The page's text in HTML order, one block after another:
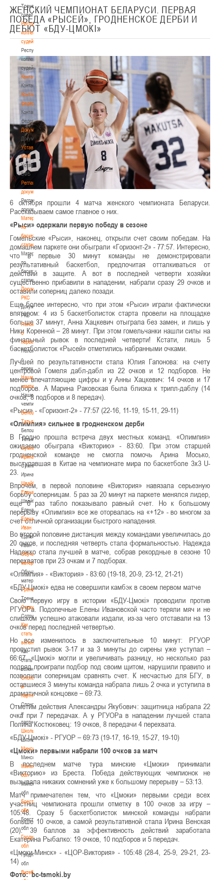
Тренерский
совет
Республиканская
коллегия
судей
Республиканская
коллегия
судей
Контакты
Контакты
Контакты
федерации
Контакты
федерации
Документы
Документы
Устав
БФБ
Устав
БФБ
Регламентирующие
документы
Регламентирующие
документы
Материалы
по
баскетбольной
статистике
Материалы
по
баскетбольной
статистике
Документы
РКС
Документы
РКС
Положение
о
переходах
Положение
о
переходах
Наши
чемпионы
Наши
чемпионы
Белошапко
Татьяна
Белошапко
Татьяна
Сумникова
Ирина
Сумникова
Ирина
Швайбович
Елена
Швайбович
Елена
Едешко
Иван
Едешко
Иван
Обучающие
материалы
Обучающие
материалы
Тренерам
Тренерам
Сотрудничество
Сотрудничество
Как
стать
волонтером
Как
стать
волонтером
Спонсоры
и
партнеры
Спонсоры
и
партнеры
Школы
Школы
Минск
Минск
Минская
обл
Минская
обл
Брестская
обл
Брестская
обл
Гродненская
обл
Гродненская
обл
Витебская
ЖЕНСКИЙ ЧЕМПИОНАТ БЕЛАРУСИ. ПЕРВАЯ
ПОБЕДА «РЫСЕЙ», ГРОДНЕНСКОЕ ДЕРБИ И
ДЕБЮТ «БДУ-ЦМОКІ»
6 октября прошли 4 матча женского чемпионата Беларуси.
Рассказываем самое главное о них.
«Рыси» одержали первую победу в сезоне
Гомельские «Рыси», наконец, открыли счет своим победам. На
домашнем паркете они обыграли «Горизонт-2» - 77:57. Интересно,
что в первые 30 минут команды не демонстрировали
результативный баскетбол, предпочитая отталкиваться от
действий в защите. А вот в последней четверти хозяйки
существенно прибавили в нападении, набрали сразу 29 очков и
оставили соперниц далеко позади.
Еще более интересно, что при этом «Рыси» играли фактически
впятером: 4 из 5 баскетболисток старта провели на площадке
больше 37 минут, Анна Хацкевич отыграла без замен, и лишь у
Ники Коренной – 28 минут. При этом гомельчанки нашли силы на
финальный рывок в последней четверти! Кстати, лишь 5
баскетболисток «Рысей» отметились набранными очками.
Лучшей по результативности стала Юлия Гапонова: на счету
центровой Гомеля дабл-дабл из 22 очков и 12 подборов. Не
менее впечатляющие цифры и у Анны Хацкевич: 14 очков и 17
подборов. А Марина Раковская была близка к трипл-даблу (14
очков, 8 подборов и 8 передач).
«Рыси» - «Горизонт-2» - 77:57 (22-16, 11-19, 15-11, 29-11)
«Олимпия» сильнее в гродненском дерби
В Гродно прошла встреча двух местных команд. «Олимпия»
ожидаемо обыграла «Викторию» - 83:60. При этом старшей
гродненской команде не смогла помочь Арина Мосько,
выступавшая в Китае на чемпионате мира по баскетболе 3х3 U-
23.
Впрочем, в первой половине «Виктория» навязала серьезную
борьбу соперницам. 5 раз за 20 минут на паркете менялся лидер,
еще 6 раз табло показывало равный счет. Но к большому
перерыву «Олимпия» все же оторвалась на «+12» - во многом за
счет отличной организации быстрого нападения.
Во второй половине дистанция между командами увеличилась до
20 очков, и последняя четверть стала формальностью. Надежда
Надежко стала лучшей в матче, собрав рекордные в сезоне 10
перехватов при 23 очкам и 7 подборах.
«Олимпия» - «Виктория» - 83:60 (19-18, 20-9, 23-12, 21-21)
«БДУ-Цмокі» едва не совершили камбэк в своем первом матче
Свою первую игру в истории «БДУ-Цмокі» проводили против
РГУОРа. Подопечные Елены Ивановской часто теряли мяч и не
слишком успешно атаковали издали, из-за чего отставали на 13
очков перед последней четвертью.
Но все изменилось в заключительные 10 минут: РГУОР
пропустил рывок 3-17 и за 3 минуты до сирены уже уступал –
66:67. «Цмокі» могли и увеличивать разницу, но несколько раз
подряд проиграли подбор под своим щитом, нарушили правило и
позволили соперницам сравнять счет. К несчастью для БГУ, в
оставшиеся 3 минуты команда набрала лишь 2 очка и уступила в
драматичной концовке – 69:73.
Отметим действия Александры Якубович: защитница набрала 22
очка при 7 передачах. А у РГУОРа в нападении лучшей стала
Полина Костюковец: 19 очков, 8 передач​и 4 перехвата.
«БДУ-Цмокі» - РГУОР – 69:73 (19-17, 16-19, 15-27, 19-10)
«Цмоки» первыми набрали 100 очков за матч
В последнем матче тура минские «Цмоки» принимали
«Викторию» из Бреста. Победа действующих чемпионок не
вызывала никаких сомнений уже к большому перерыву – 53:13.
Матч примечателен тем, что «Цмоки» первыми среди всех
участниц чемпионата прошли отметку в 100 очков за игру –
105:48. Сразу 5 баскетболисток минской команды набрали
больше 10 очков, а самой результативной стала Ирина Венская
(20). 39 баллов за эффективность действий заработала
Екатерина Рыбалко: 19 очков, 10 подборов и 5 передач.
«Цмоки-Минск» - «ЦОР-Виктория» - 105:48 (28-4, 25-9, 29-21, 23-
14)
Фото: bc-tsmoki.by